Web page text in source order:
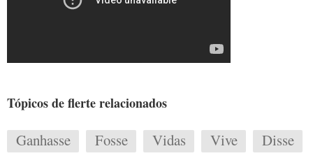
Tópicos de flerte relacionados
Ganhasse Fosse Vidas Vive
Disse